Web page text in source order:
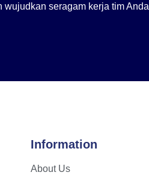
seragam kerja tim Anda
Information
About Us